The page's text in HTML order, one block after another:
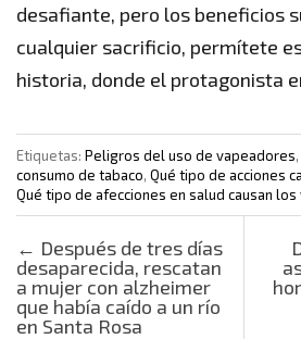
desafiante, pero los beneficios
cualquier sacrificio, permítete
historia, donde el protagonista
Etiquetas: Peligros del uso de vapeadores,
consumo de tabaco, Qué tipo de acciones
Qué tipo de afecciones en salud causan
Post navigation
← Después de tres días
desaparecida, rescatan
a mujer con alzheimer
que había caído a un río
en Santa Rosa